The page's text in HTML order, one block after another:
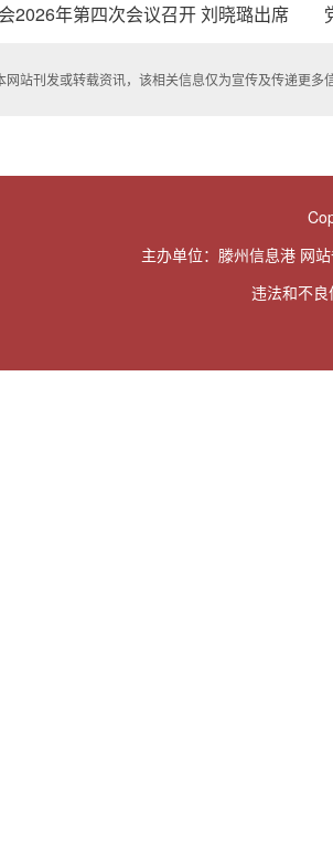
2026年第四次会议召开 刘晓璐出席
网站刊发或转载资讯，该相关信息仅为宣传及传递更多
主办单位：滕州信息港 网
违法和不